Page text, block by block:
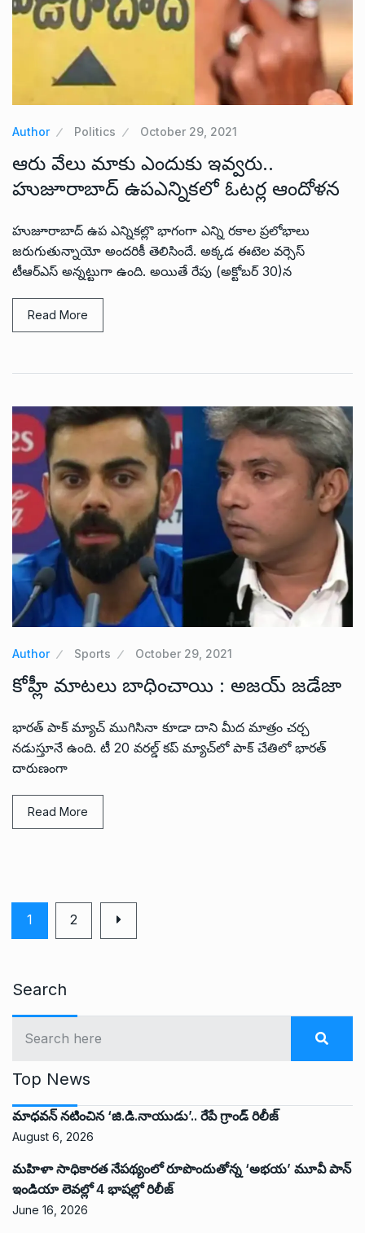
Author Politics October 29, 2021
ఆరు వేలు మాకు ఎందుకు ఇవ్వరు..
హుజూరాబాద్ ఉపఎన్నికలో ఓటర్ల ఆందోళన
హుజూరాబాద్ ఉప ఎన్నికల్లొ భాగంగా ఎన్ని రకాల ప్రలోభాలు
జరుగుతున్నాయో అందరికీ తెలిసిందే. అక్కడ ఈటెల వర్సెస్
టీఆర్ఎస్ అన్నట్టుగా ఉంది. అయితే రేపు (అక్టోబర్ 30)న
Read More
Author Sports October 29, 2021
కోహ్లీ మాటలు బాధించాయి : అజయ్ జడేజా
భారత్ పాక్ మ్యాచ్ ముగిసినా కూడా దాని మీద మాత్రం చర్చ
నడుస్తూనే ఉంది. టీ 20 వరల్డ్ కప్ మ్యాచ్‌లో పాక్ చేతిలో భారత్
దారుణంగా
Read More
1 2
Search
Top News
మాధవన్ నటించిన ‘జి.డి.నాయుడు’.. రేపే గ్రాండ్ రిలీజ్
August 6, 2026
మహిళా సాధికారత నేపథ్యంలో రూపొందుతోన్న ‘అభ‌య‌’ మూవీ పాన్
ఇండియా లెవ‌ల్లో 4 భాష‌ల్లో రిలీజ్
June 16, 2026